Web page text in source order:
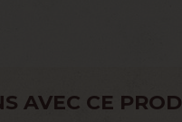
AVEC CE